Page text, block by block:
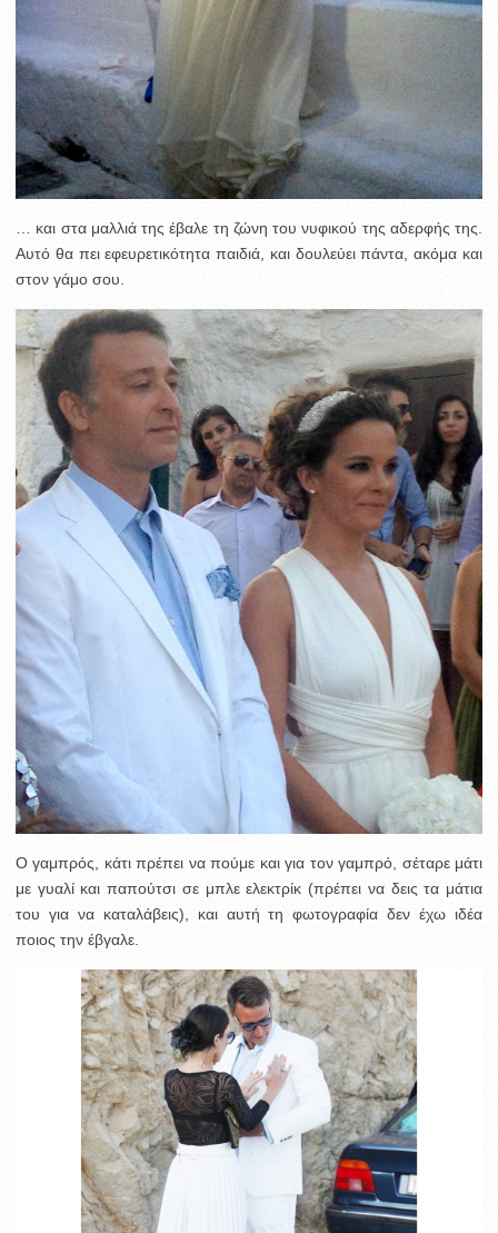
… και στα μαλλιά της έβαλε τη ζώνη του νυφικού της αδερφής της.
Αυτό θα πει εφευρετικότητα παιδιά, και δουλεύει πάντα, ακόμα και
στον γάμο σου.
Ο γαμπρός, κάτι πρέπει να πούμε και για τον γαμπρό, σέταρε μάτι
με γυαλί και παπούτσι σε μπλε ελεκτρίκ (πρέπει να δεις τα μάτια
του για να καταλάβεις), και αυτή τη φωτογραφία δεν έχω ιδέα
ποιος την έβγαλε.